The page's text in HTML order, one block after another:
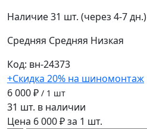
Наличие31 шт. (через 4-7 дн.)
Средняя Средняя Низкая
Код: вн-24373
+Скидка 20% на шиномонтаж
6 000 ₽ / 1 шт
31 шт. в наличии
Цена 6 000 ₽ за 1 шт.